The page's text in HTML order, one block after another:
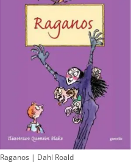
Raganos | Dahl Roald